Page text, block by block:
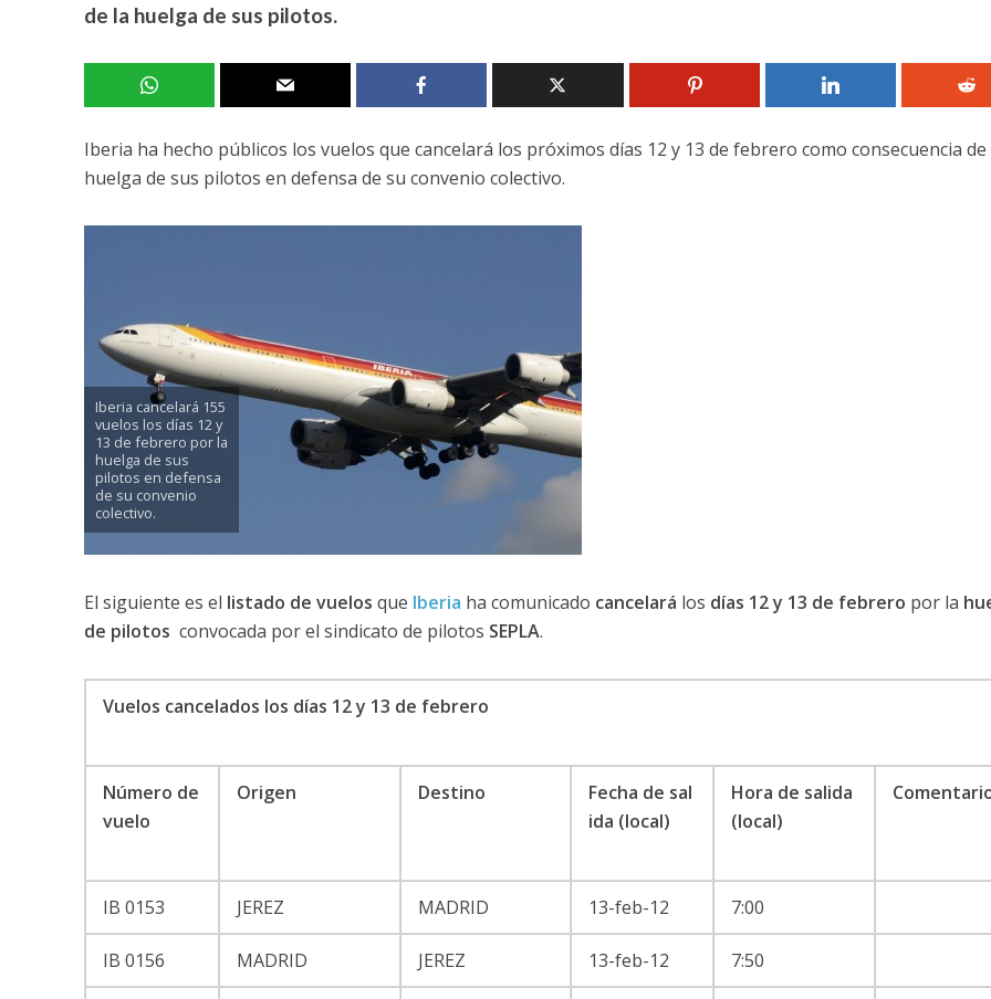
de la huelga de sus pilotos.
Iberia ha hecho públicos los vuelos que cancelará los próximos días 12 y 13 de febrero como consecuencia de
huelga de sus pilotos en defensa de su convenio colectivo.
Iberia cancelará 155
vuelos los días 12 y
13 de febrero por la
huelga de sus
pilotos en defensa
de su convenio
colectivo.
El siguiente es el listado de vuelos que Iberia ha comunicado cancelará los días 12 y 13 de febrero por la
de pilotos convocada por el sindicato de pilotos SEPLA.
Vuelos cancelados los días 12 y 13 de febrero
Número de
vuelo
Origen Destino
Fecha de sal
ida (local)
Hora de salida
(local)
IB 0153 JEREZ MADRID 13-feb-12 7:00
IB 0156 MADRID JEREZ 13-feb-12 7:50